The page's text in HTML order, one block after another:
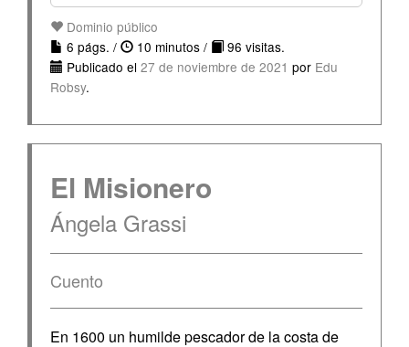
Dominio público
6 págs. /
10 minutos /
96 visitas.
Publicado el 27 de noviembre de 2021 por Edu
Robsy.
El Misionero
Ángela Grassi
Cuento
En 1600 un humilde pescador de la costa de